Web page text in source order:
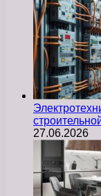
27.06.2026